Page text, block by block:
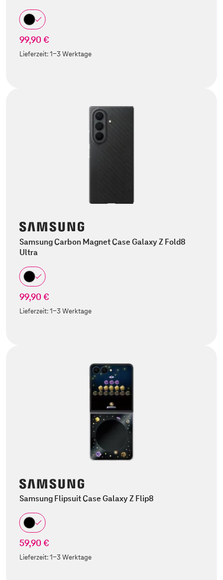
99,90 €
Lieferzeit:1-3 Werktage
Samsung Carbon Magnet Case Galaxy Z Fold8
Ultra
99,90 €
Lieferzeit:1-3 Werktage
Samsung Flipsuit Case Galaxy Z Flip8
59,90 €
Lieferzeit:1-3 Werktage